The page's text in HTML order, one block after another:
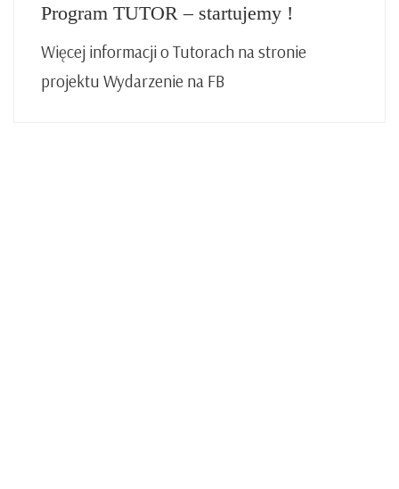
Program TUTOR – startujemy !
Więcej informacji o Tutorach na stronie
projektu Wydarzenie na FB